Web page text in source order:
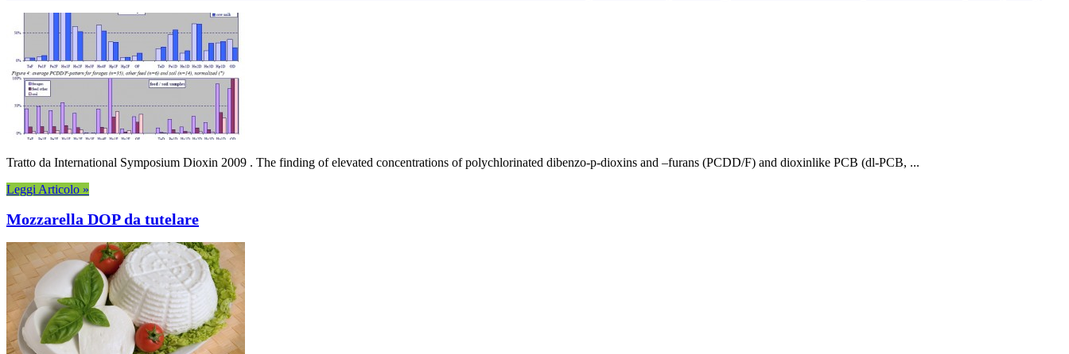
Tratto da International Symposium Dioxin 2009 . The finding of elevated concentrations of polychlorinated dibenzo-p-dioxins and –furans (PCDD/F) and dioxinlike PCB (dl-PCB, ...
Leggi Articolo »
Mozzarella DOP da tutelare